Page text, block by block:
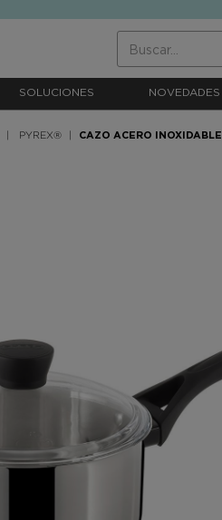
SOLUCIONES NOVEDADES
PYREX® CAZO ACERO INOXIDABLE